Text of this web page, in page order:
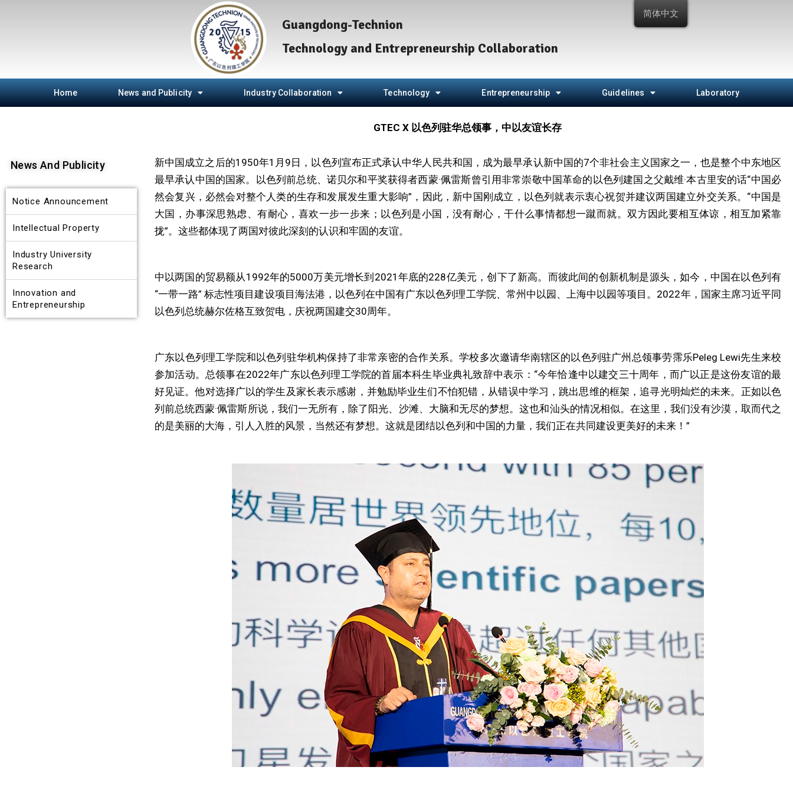
Guangdong-Technion
Technology and Entrepreneurship Collaboration
Home News and Publicity Industry Collaboration Technology Entrepreneurship Guidelines Laboratory
News And Publicity
Notice Announcement
Intellectual Property
Industry University
Research
Innovation and
Entrepreneurship
GTEC X 以色列驻华总领事，中以友谊长存
新中国成立之后的1950年1月9日，以色列宣布正式承认中华人民共和国，成为最早承认新中国的7个非社会主义国家之一，也是整个中东地区
最早承认中国的国家。以色列前总统、诺贝尔和平奖获得者西蒙·佩雷斯曾引用非常崇敬中国革命的以色列建国之父戴维·本古里安的话“中国必
然会复兴，必然会对整个人类的生存和发展发生重大影响”，因此，新中国刚成立，以色列就表示衷心祝贺并建议两国建立外交关系。“中国是
大国，办事深思熟虑、有耐心，喜欢一步一步来；以色列是小国，没有耐心，干什么事情都想一蹴而就。双方因此要相互体谅，相互加紧靠
拢”。这些都体现了两国对彼此深刻的认识和牢固的友谊。
中以两国的贸易额从1992年的5000万美元增长到2021年底的228亿美元，创下了新高。而彼此间的创新机制是源头，如今，中国在以色列有
“一带一路” 标志性项目建设项目海法港，以色列在中国有广东以色列理工学院、常州中以园、上海中以园等项目。2022年，国家主席习近平同
以色列总统赫尔佐格互致贺电，庆祝两国建交30周年。
广东以色列理工学院和以色列驻华机构保持了非常亲密的合作关系。学校多次邀请华南辖区的以色列驻广州总领事劳霈乐Peleg Lewi先生来校
参加活动。总领事在2022年广东以色列理工学院的首届本科生毕业典礼致辞中表示：“今年恰逢中以建交三十周年，而广以正是这份友谊的最
好见证。他对选择广以的学生及家长表示感谢，并勉励毕业生们不怕犯错，从错误中学习，跳出思维的框架，追寻光明灿烂的未来。正如以色
列前总统西蒙·佩雷斯所说，我们一无所有，除了阳光、沙滩、大脑和无尽的梦想。这也和汕头的情况相似。在这里，我们没有沙漠，取而代之
的是美丽的大海，引人入胜的风景，当然还有梦想。这就是团结以色列和中国的力量，我们正在共同建设更美好的未来！”
简体中文